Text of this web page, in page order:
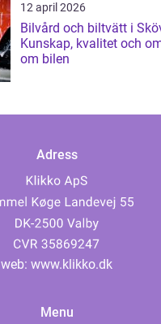
12 april 2026
Bilvård och biltvätt i
Kunskap, kvalitet och
om bilen
Adress
web: www.klikko.dk
Menu